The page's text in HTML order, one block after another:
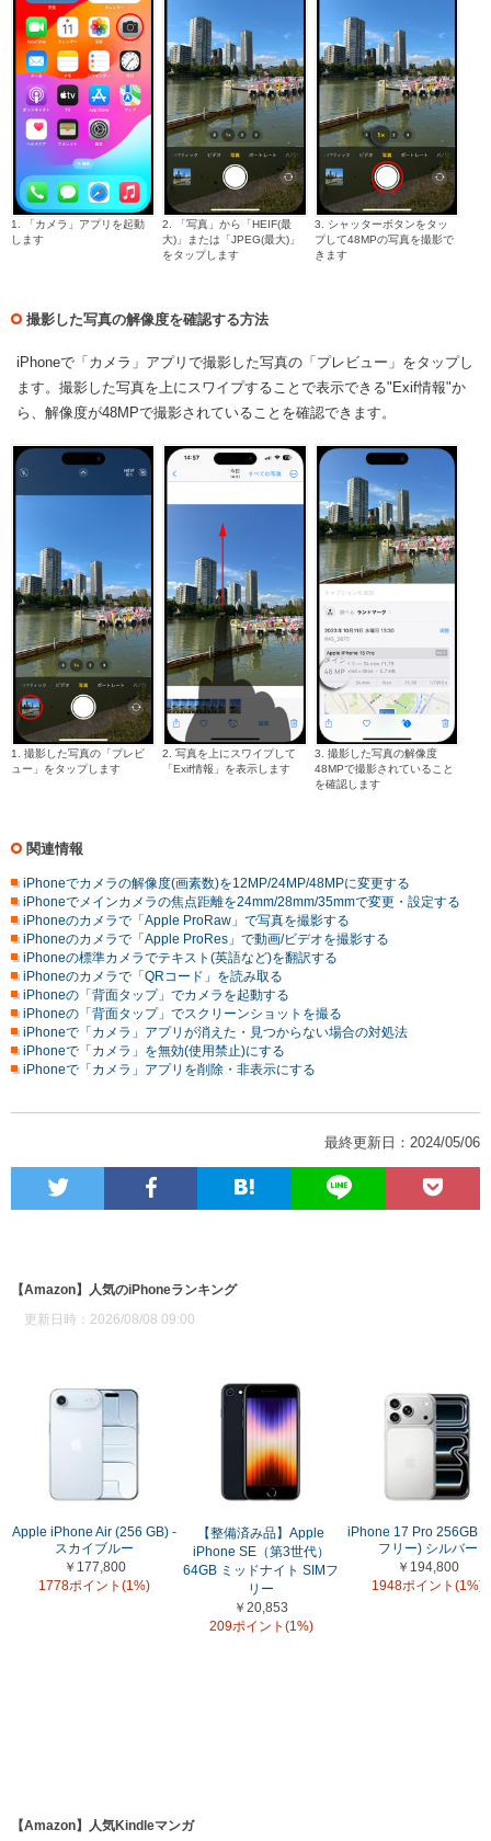
1. 「カメラ」アプリを起動
します
2. 「写真」から「HEIF(最
大)」または「JPEG(最大)」
をタップします
3. シャッターボタンをタッ
プして48MPの写真を撮影で
きます
撮影した写真の解像度を確認する方法
iPhoneで「カメラ」アプリで撮影した写真の「プレビュー」をタップし
ます。撮影した写真を上にスワイプすることで表示できる"Exif情報"か
ら、解像度が48MPで撮影されていることを確認できます。
1. 撮影した写真の「プレビ
ュー」をタップします
2. 写真を上にスワイプして
「Exif情報」を表示します
3. 撮影した写真の解像度
48MPで撮影されていること
を確認します
関連情報
iPhoneでカメラの解像度(画素数)を12MP/24MP/48MPに変更する
iPhoneでメインカメラの焦点距離を24mm/28mm/35mmで変更・設定する
iPhoneのカメラで「Apple ProRaw」で写真を撮影する
iPhoneのカメラで「Apple ProRes」で動画/ビデオを撮影する
iPhoneの標準カメラでテキスト(英語など)を翻訳する
iPhoneのカメラで「QRコード」を読み取る
iPhoneの「背面タップ」でカメラを起動する
iPhoneの「背面タップ」でスクリーンショットを撮る
iPhoneで「カメラ」アプリが消えた・見つからない場合の対処法
iPhoneで「カメラ」を無効(使用禁止)にする
iPhoneで「カメラ」アプリを削除・非表示にする
最終更新日：2024/05/06
【Amazon】人気のiPhoneランキング
更新日時：2026/08/08 09:00
Apple iPhone Air (256 GB) -
スカイブルー
￥177,800
1778ポイント(1%)
【整備済み品】Apple
iPhone SE（第3世代）
64GB ミッドナイト SIMフ
リー
￥20,853
209ポイント(1%)
iPhone 17 Pro 256GB
フリー) シルバー
￥194,800
1948ポイント(1%)
【Amazon】人気Kindleマンガ